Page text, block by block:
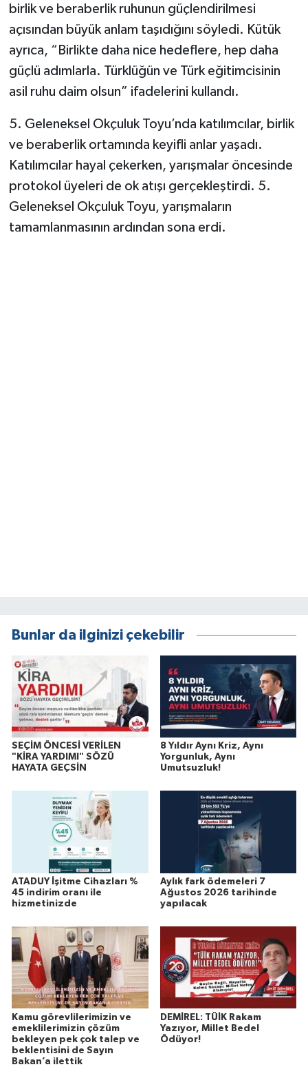
birlik ve beraberlik ruhunun güçlendirilmesi
açısından büyük anlam taşıdığını söyledi. Kütük
ayrıca, “Birlikte daha nice hedeflere, hep daha
güçlü adımlarla. Türklüğün ve Türk eğitimcisinin
asil ruhu daim olsun” ifadelerini kullandı.
5. Geleneksel Okçuluk Toyu’nda katılımcılar, birlik
ve beraberlik ortamında keyifli anlar yaşadı.
Katılımcılar hayal çekerken, yarışmalar öncesinde
protokol üyeleri de ok atışı gerçekleştirdi. 5.
Geleneksel Okçuluk Toyu, yarışmaların
tamamlanmasının ardından sona erdi.
Bunlar da ilginizi çekebilir
SEÇİM ÖNCESİ VERİLEN
"KİRA YARDIMI" SÖZÜ
HAYATA GEÇSİN
8 Yıldır Aynı Kriz, Aynı
Yorgunluk, Aynı
Umutsuzluk!
ATADUY İşitme Cihazları %
45 indirim oranı ile
hizmetinizde
Aylık fark ödemeleri 7
Ağustos 2026 tarihinde
yapılacak
Kamu görevlilerimizin ve
emeklilerimizin çözüm
bekleyen pek çok talep ve
beklentisini de Sayın
Bakan’a ilettik
DEMİREL: TÜİK Rakam
Yazıyor, Millet Bedel
Ödüyor!